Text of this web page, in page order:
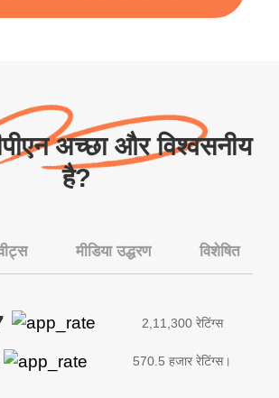
अच्छा और विश्वसनीय
है?
मीडिया उद्धरण विशेषित
2,11,300 रेटिंग्स
570.5 हजार रेटिंग्स।